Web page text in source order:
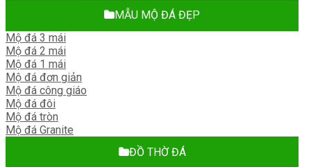
MẪU MỘ ĐÁ ĐẸP
Mộ đá 3 mái
Mộ đá 2 mái
Mộ đá 1 mái
Mộ đá đơn giản
Mộ đá công giáo
Mộ đá đôi
Mộ đá tròn
Mộ đá Granite
ĐỒ THỜ ĐÁ